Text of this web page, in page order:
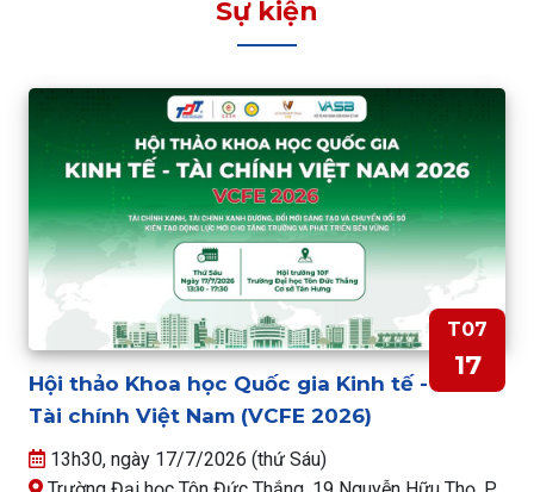
Sự kiện
T07
17
Hội thảo Khoa học Quốc gia Kinh tế -
Tài chính Việt Nam (VCFE 2026)
13h30, ngày 17/7/2026 (thứ Sáu)